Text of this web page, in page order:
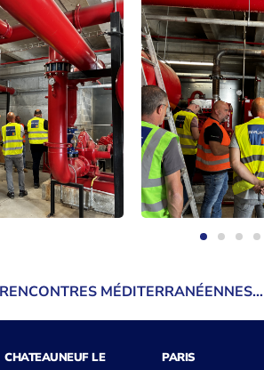
EN DIRECT DES RENCONTRES MÉDITERRANÉENNES DE LA DÉCARBONATION À MARSEILLE.
CHATEAUNEUF LE PARIS